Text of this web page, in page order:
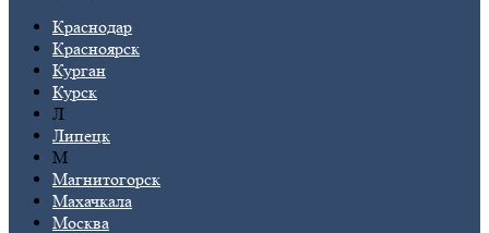
Краснодар
Красноярск
Курган
Курск
Л
Липецк
М
Магнитогорск
Махачкала
Москва